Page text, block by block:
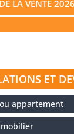
LA VENTE
ET
appartement